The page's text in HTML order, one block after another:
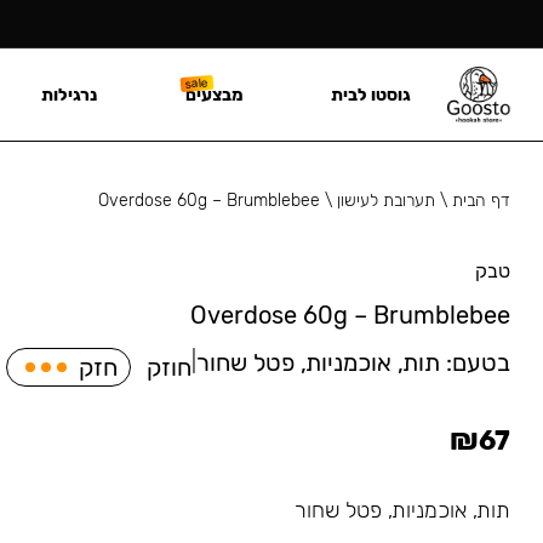
דף הבית\ תערובת לעישון \
Overdose 60g – Brumblebee
טבק
Overdose 60g – Brumblebee
בטעם: תות, אוכמניות, פטל שחור חוזק חזק
₪67
תות, אוכמניות, פטל שחור
גוסטו לבית מבצעים נרגילות